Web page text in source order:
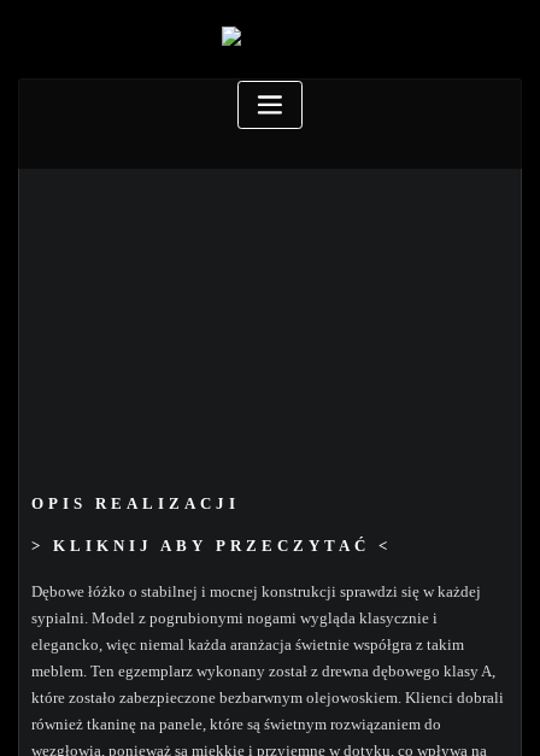
OPIS REALIZACJI
> KLIKNIJ ABY PRZECZYTAĆ <
Dębowe łóżko o stabilnej i mocnej konstrukcji sprawdzi się w każdej
sypialni. Model z pogrubionymi nogami wygląda klasycznie i
elegancko, więc niemal każda aranżacja świetnie współgra z takim
meblem. Ten egzemplarz wykonany został z drewna dębowego klasy A,
które zostało zabezpieczone bezbarwnym olejowoskiem. Klienci dobrali
również tkaninę na panele, które są świetnym rozwiązaniem do
wezgłowia, ponieważ są miękkie i przyjemne w dotyku, co wpływa na